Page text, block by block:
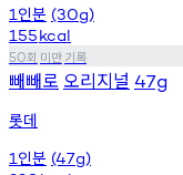
1 인분 (30g)
155kcal
50회 미만기록
빼빼로 오리지널 47g
롯데
1 인분 (47g)